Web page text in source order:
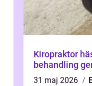
Kiropraktor häst när
behandling
31 maj 2026